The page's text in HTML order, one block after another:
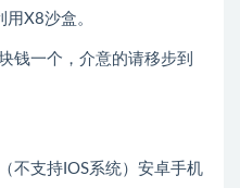
X8沙盒。
钱一个，介意的请移步到
不支持IOS系统）安卓手机